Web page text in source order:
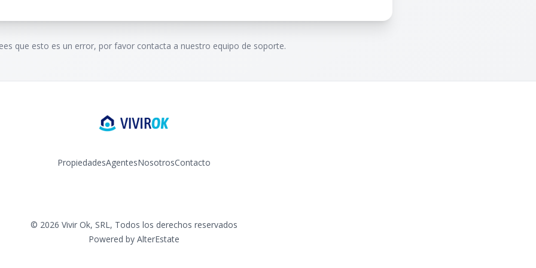
que esto es un error, por favor contacta a nuestro equipo de soporte.
PropiedadesAgentesNosotrosContacto
© 2026 Vivir Ok, SRL, Todos los derechos reservados
Powered by AlterEstate